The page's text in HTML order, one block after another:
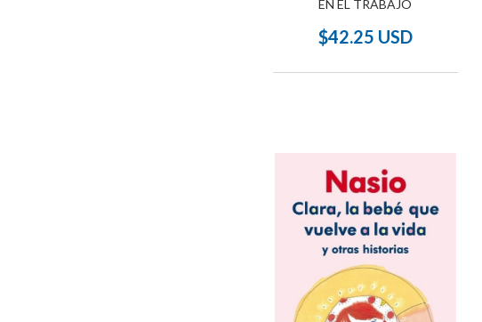
EN EL TRABAJO
$42.25 USD